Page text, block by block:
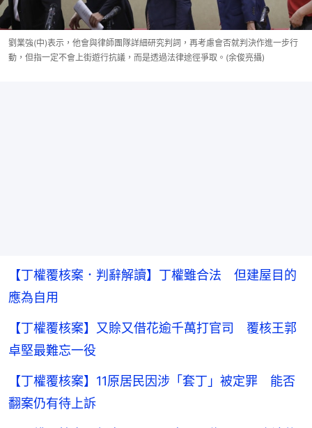
劉業強(中)表示，他會與律師團隊詳細研究判詞，再考慮會否就判決作進一步行
動，但指一定不會上街遊行抗議，而是透過法律途徑爭取。(余俊亮攝)
【丁權覆核案．判辭解讀】丁權雖合法 但建屋目的
應為自用
【丁權覆核案】又賒又借花逾千萬打官司 覆核王郭
卓堅最難忘一役
【丁權覆核案】11原居民因涉「套丁」被定罪 能否
翻案仍有待上訴